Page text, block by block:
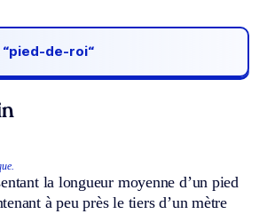
“pied-de-roi“
la longueur moyenne d’un pied
à peu près le tiers d’un mètre